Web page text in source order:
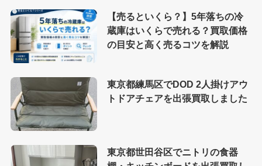
【売るといくら？】5年落ちの冷
蔵庫はいくらで売れる？買取価格
の目安と高く売るコツを解説
東京都練馬区でDOD 2人掛けアウ
トドアチェアを出張買取しました
東京都世田谷区でニトリの食器